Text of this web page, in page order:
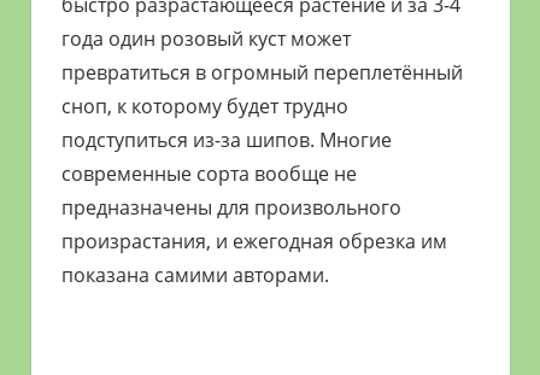
года один розовый куст может
превратиться в огромный переплетённый
сноп, к которому будет трудно
подступиться из-за шипов. Многие
современные сорта вообще не
предназначены для произвольного
произрастания, и ежегодная обрезка им
показана самими авторами.